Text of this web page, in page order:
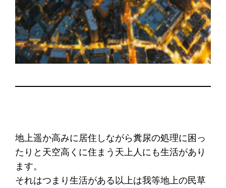
地上遥か高みに居住しながら糞尿の処理に困っ
たりと天空高くに住まう天上人にも生活があり
ます。
それはつまり生活がある以上は我等地上の民草